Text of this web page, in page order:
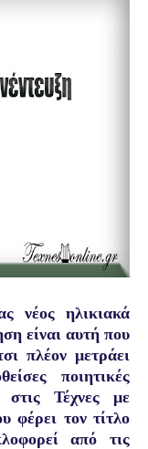
νέος ηλικιακά
είναι αυτή που
πλέον μετράει
ποιητικές
στις Τέχνες με
φέρει τον τίτλο
από τις